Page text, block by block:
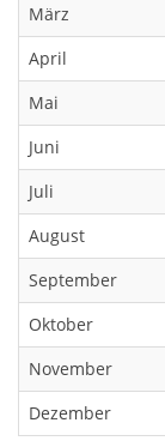
März
April
Mai
Juni
Juli
August
September
Oktober
November
Dezember